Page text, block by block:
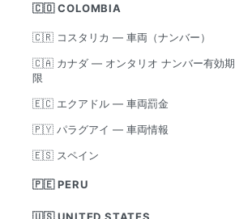
🇨🇴 COLOMBIA
🇨🇷 コスタリカ — 車両（ナンバー）
🇨🇦 カナダ — オンタリオ ナンバー有効期
限
🇪🇨 エクアドル — 車両罰金
🇵🇾 パラグアイ — 車両情報
🇪🇸 スペイン
🇵🇪 PERU
🇺🇸 UNITED STATES